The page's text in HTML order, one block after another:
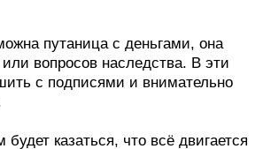
путаница с деньгами, она
или вопросов наследства. В эти
с подписями и внимательно
казаться, что всё двигается